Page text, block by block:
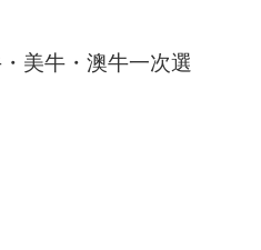
美牛・澳牛一次選